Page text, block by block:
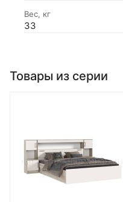
Вес, кг
33
Товары из серии